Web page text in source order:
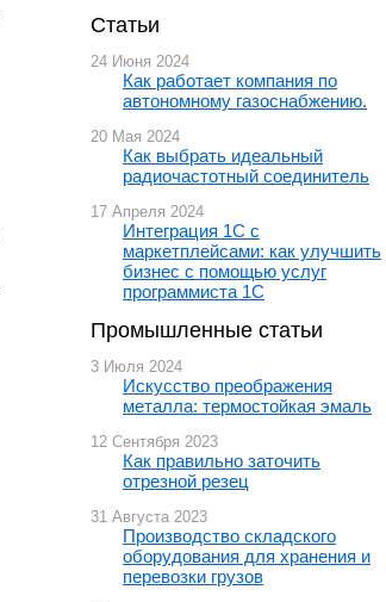
Статьи
24 Июня 2024
Как работает компания по
автономному газоснабжению.
20 Мая 2024
Как выбрать идеальный
радиочастотный соединитель
17 Апреля 2024
Интеграция 1С с
маркетплейсами: как улучшить
бизнес с помощью услуг
программиста 1С
Промышленные статьи
3 Июля 2024
Искусство преображения
металла: термостойкая эмаль
12 Сентября 2023
Как правильно заточить
отрезной резец
31 Августа 2023
Производство складского
оборудования для хранения и
перевозки грузов